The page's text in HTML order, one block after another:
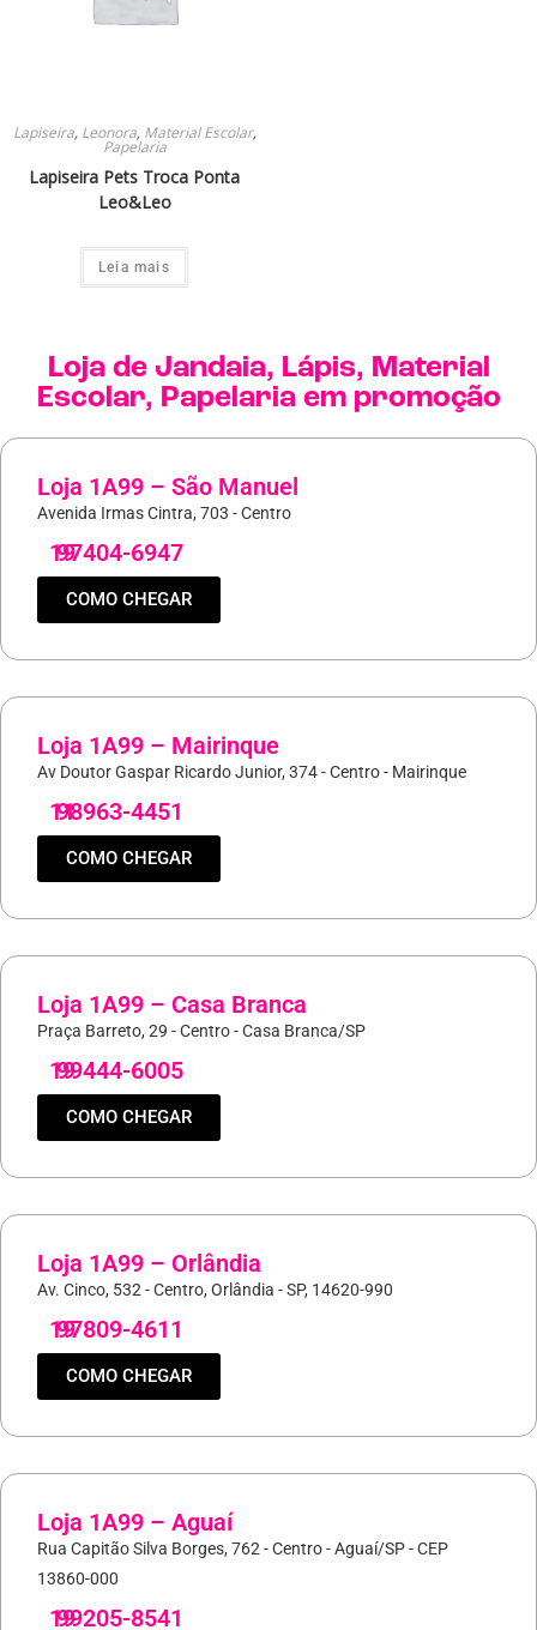
Lapiseira, Leonora, Material Escolar,
Papelaria
Lapiseira Pets Troca Ponta
Leo&Leo
Leia mais
Loja de Jandaia, Lápis, Material
Escolar, Papelariaem promoção
Loja 1A99 – São Manuel
Avenida Irmas Cintra, 703 - Centro
19
97404-6947
COMO CHEGAR
Loja 1A99 – Mairinque
Av Doutor Gaspar Ricardo Junior, 374 - Centro - Mairinque
11
98963-4451
COMO CHEGAR
Loja 1A99 – Casa Branca
Praça Barreto, 29 - Centro - Casa Branca/SP
19
99444-6005
COMO CHEGAR
Loja 1A99 – Orlândia
Av. Cinco, 532 - Centro, Orlândia - SP, 14620-990
19
97809-4611
COMO CHEGAR
Loja 1A99 – Aguaí
Rua Capitão Silva Borges, 762 - Centro - Aguaí/SP - CEP
13860-000
19
99205-8541